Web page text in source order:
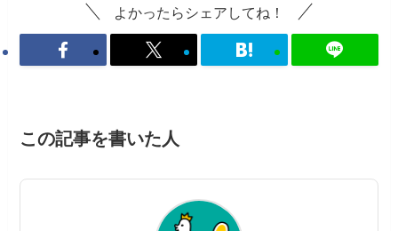
よかったらシェアしてね！
この記事を書いた人